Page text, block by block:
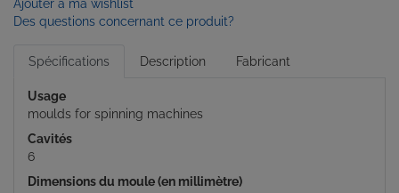
Ajouter à ma wishlist
Des questions concernant ce produit?
Spécifications Description Fabricant
Usage
moulds for spinning machines
Cavités
6
Dimensions du moule (en millimètre)